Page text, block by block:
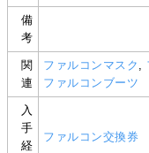
備
考
関
連
ファルコンマスク
ファルコンブーツ
入
手
経
ファルコン交換券